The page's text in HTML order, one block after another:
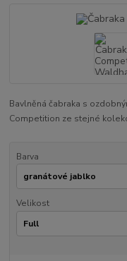
Bavlněná čabraka s
Competition ze stejné
Barva
Velikost